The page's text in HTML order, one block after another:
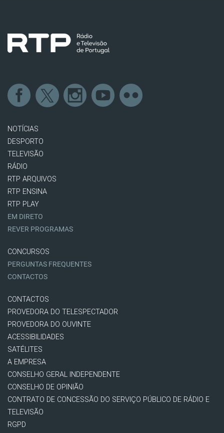
NOTÍCIAS
DESPORTO
TELEVISÃO
RÁDIO
RTP ARQUIVOS
RTP ENSINA
RTP PLAY
EM DIRETO
REVER PROGRAMAS
CONCURSOS
PERGUNTAS FREQUENTES
CONTACTOS
CONTACTOS
PROVEDORA DO TELESPECTADOR
PROVEDORA DO OUVINTE
ACESSIBILIDADES
SATÉLITES
A EMPRESA
CONSELHO GERAL INDEPENDENTE
CONSELHO DE OPINIÃO
CONTRATO DE CONCESSÃO DO SERVIÇO PÚBLICO DE RÁDIO E
TELEVISÃO
RGPD